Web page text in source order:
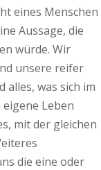
eines Menschen
Aussage, die
würde. Wir
unsere reifer
alles, was sich im
eigene Leben
mit der gleichen
die eine oder